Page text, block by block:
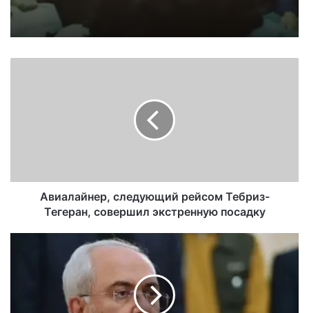
Авиалайнер, следующий рейсом Тебриз-
Тегеран, совершил экстренную посадку